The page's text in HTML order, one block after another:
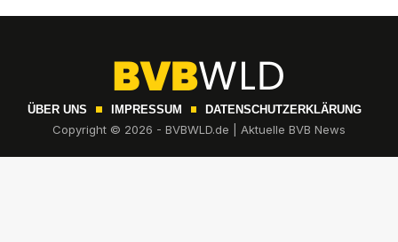
ÜBER UNS IMPRESSUM DATENSCHUTZERKLÄRUNG
Copyright © 2026 - BVBWLD.de | Aktuelle BVB News